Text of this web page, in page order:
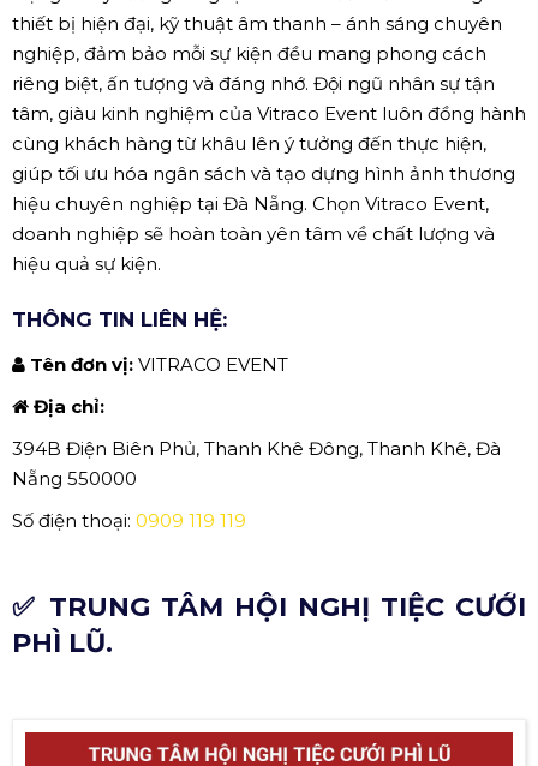
thiết bị hiện đại, kỹ thuật âm thanh – ánh sáng chuyên
nghiệp, đảm bảo mỗi sự kiện đều mang phong cách
riêng biệt, ấn tượng và đáng nhớ. Đội ngũ nhân sự tận
tâm, giàu kinh nghiệm của Vitraco Event luôn đồng hành
cùng khách hàng từ khâu lên ý tưởng đến thực hiện,
giúp tối ưu hóa ngân sách và tạo dựng hình ảnh thương
hiệu chuyên nghiệp tại Đà Nẵng. Chọn Vitraco Event,
doanh nghiệp sẽ hoàn toàn yên tâm về chất lượng và
hiệu quả sự kiện.
THÔNG TIN LIÊN HỆ:
Tên đơn vị: VITRACO EVENT
Địa chỉ:
394B Điện Biên Phủ, Thanh Khê Đông, Thanh Khê, Đà
Nẵng 550000
Số điện thoại: 0909 119 119
✅ TRUNG TÂM HỘI NGHỊ TIỆC CƯỚI
PHÌ LŨ.